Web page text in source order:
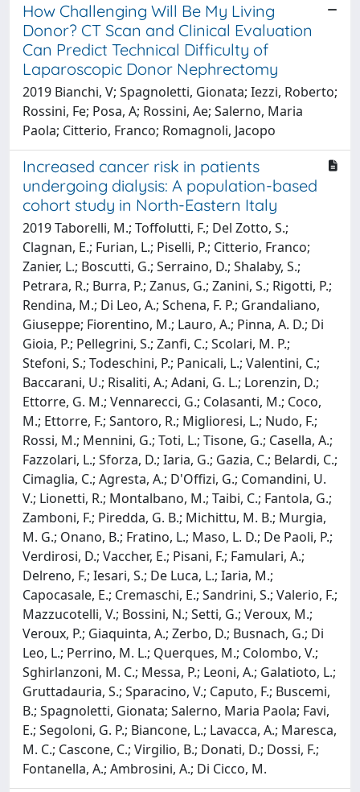
How Challenging Will Be My Living
Donor? CT Scan and Clinical Evaluation
Can Predict Technical Difficulty of
Laparoscopic Donor Nephrectomy
2019 Bianchi, V; Spagnoletti, Gionata; Iezzi, Roberto;
Rossini, Fe; Posa, A; Rossini, Ae; Salerno, Maria
Paola; Citterio, Franco; Romagnoli, Jacopo
Increased cancer risk in patients
undergoing dialysis: A population-based
cohort study in North-Eastern Italy
2019 Taborelli, M.; Toffolutti, F.; Del Zotto, S.;
Clagnan, E.; Furian, L.; Piselli, P.; Citterio, Franco;
Zanier, L.; Boscutti, G.; Serraino, D.; Shalaby, S.;
Petrara, R.; Burra, P.; Zanus, G.; Zanini, S.; Rigotti, P.;
Rendina, M.; Di Leo, A.; Schena, F. P.; Grandaliano,
Giuseppe; Fiorentino, M.; Lauro, A.; Pinna, A. D.; Di
Gioia, P.; Pellegrini, S.; Zanfi, C.; Scolari, M. P.;
Stefoni, S.; Todeschini, P.; Panicali, L.; Valentini, C.;
Baccarani, U.; Risaliti, A.; Adani, G. L.; Lorenzin, D.;
Ettorre, G. M.; Vennarecci, G.; Colasanti, M.; Coco,
M.; Ettorre, F.; Santoro, R.; Miglioresi, L.; Nudo, F.;
Rossi, M.; Mennini, G.; Toti, L.; Tisone, G.; Casella, A.;
Fazzolari, L.; Sforza, D.; Iaria, G.; Gazia, C.; Belardi, C.;
Cimaglia, C.; Agresta, A.; D'Offizi, G.; Comandini, U.
V.; Lionetti, R.; Montalbano, M.; Taibi, C.; Fantola, G.;
Zamboni, F.; Piredda, G. B.; Michittu, M. B.; Murgia,
M. G.; Onano, B.; Fratino, L.; Maso, L. D.; De Paoli, P.;
Verdirosi, D.; Vaccher, E.; Pisani, F.; Famulari, A.;
Delreno, F.; Iesari, S.; De Luca, L.; Iaria, M.;
Capocasale, E.; Cremaschi, E.; Sandrini, S.; Valerio, F.;
Mazzucotelli, V.; Bossini, N.; Setti, G.; Veroux, M.;
Veroux, P.; Giaquinta, A.; Zerbo, D.; Busnach, G.; Di
Leo, L.; Perrino, M. L.; Querques, M.; Colombo, V.;
Sghirlanzoni, M. C.; Messa, P.; Leoni, A.; Galatioto, L.;
Gruttadauria, S.; Sparacino, V.; Caputo, F.; Buscemi,
B.; Spagnoletti, Gionata; Salerno, Maria Paola; Favi,
E.; Segoloni, G. P.; Biancone, L.; Lavacca, A.; Maresca,
M. C.; Cascone, C.; Virgilio, B.; Donati, D.; Dossi, F.;
Fontanella, A.; Ambrosini, A.; Di Cicco, M.